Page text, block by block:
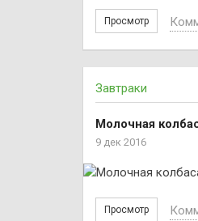
Просмотр
Завтраки
Молочная
9 дек 2016
Просмотр